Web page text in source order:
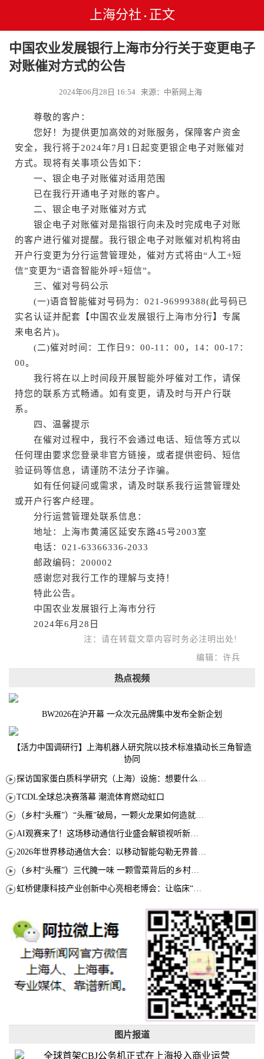
上海分社 • 正文
中国农业发展银行上海市分行关于变更电子
对账催对方式的公告
2024年06月28日 16:54 来源：中新网上海
尊敬的客户：
您好！为提供更加高效的对账服务，保障客户资金
安全，我行将于2024年7月1日起变更银企电子对账催对
方式。现将有关事项公告如下：
一、银企电子对账催对适用范围
已在我行开通电子对账的客户。
二、银企电子对账催对方式
银企电子对账催对是指银行向未及时完成电子对账
的客户进行催对提醒。我行银企电子对账催对机构将由
开户行变更为分行运营管理处，催对方式将由“人工+短
信”变更为“语音智能外呼+短信”。
三、催对号码公示
(一)语音智能催对号码为：021-96999388(此号码已
实名认证并配套【中国农业发展银行上海市分行】专属
来电名片)。
(二)催对时间：工作日9：00-11：00，14：00-17：
00。
我行将在以上时间段开展智能外呼催对工作，请保
持您的联系方式畅通。如有变更，请及时与开户行联
系。
四、温馨提示
在催对过程中，我行不会通过电话、短信等方式以
任何理由要求您登录非官方链接，或者提供密码、短信
验证码等信息，请谨防不法分子诈骗。
如有任何疑问或需求，请及时联系我行运营管理处
或开户行客户经理。
分行运营管理处联系信息：
地址：上海市黄浦区延安东路45号2003室
电话：021-63366336-2033
邮政编码：200002
感谢您对我行工作的理解与支持！
特此公告。
中国农业发展银行上海市分行
2024年6月28日
注：请在转载文章内容时务必注明出处!
编辑：许兵
热点视频
BW2026在沪开幕 一众次元品牌集中发布全新企划
【活力中国调研行】上海机器人研究院以技术标准撬动长三角智造
协同
探访国家蛋白质科学研究（上海）设施：想要什么蛋白 AI直接设计合成
TCDL全球总决赛落幕 潮流体育燃动虹口
（乡村“头雁”）“头雁”破局，一颗火龙果如何造就沪上乡村特色产业化路径
AI观赛来了！这场移动通信行业盛会解锁视听新玩法
2026年世界移动通信大会：以移动智能勾勒无界普惠新愿景
（乡村“头雁”）三代腌一味 一颗雪菜背后的乡村致富经
虹桥健康科技产业创新中心亮相老博会：让临床“需求”定义银发经济新生态
图片报道